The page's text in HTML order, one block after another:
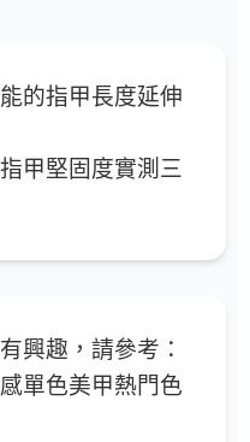
的指甲長度延伸
甲堅固度實測三
興趣，請參考：
單色美甲熱門色